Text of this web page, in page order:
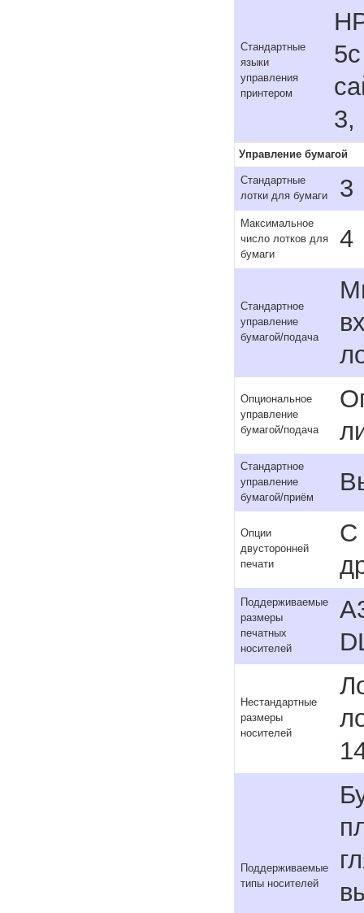
Стандартные
языки
управления
принтером
3,
Управление бумагой
Стандартные
лотки для бумаги
3
Максимальное
число лотков для
бумаги
4
Стандартное
управление
бумагой/подача
Опциональное
управление
бумагой/подача
Стандартное
управление
бумагой/приём
Опции
двусторонней
печати
С
Поддерживаемые
размеры
печатных
носителей
Нестандартные
размеры
носителей
Поддерживаемые
типы носителей